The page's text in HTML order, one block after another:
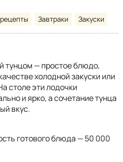
Завтраки Закуски
тунцом — простое блюдо,
холодной закуски или
столе эти лодочки
и ярко, а сочетание тунца
вкус.
готового блюда — 50 000